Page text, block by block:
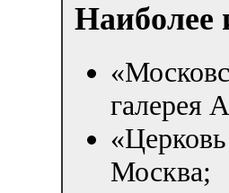
Наиболее
галерея
Москва;